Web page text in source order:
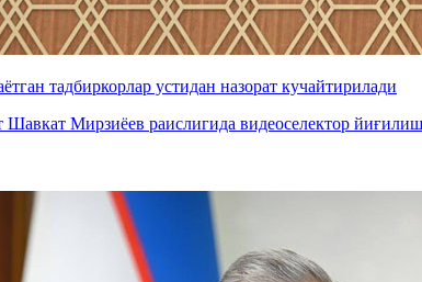
тадбиркорлар устидан назорат кучайтирилади
Мирзиёев раислигида видеоселектор